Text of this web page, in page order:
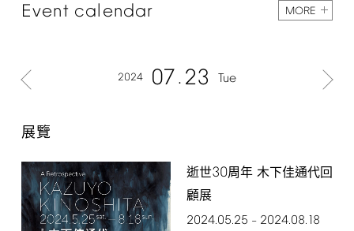
Event calendar MORE
2024 07 23 Tue
展覽
逝世30周年 木下佳通代回
顧展
2024.05.25 – 2024.08.18